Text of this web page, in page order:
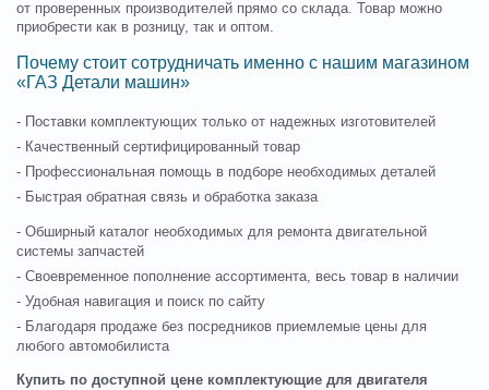
от проверенных производителей прямо со склада. Товар можно
приобрести как в розницу, так и оптом.
Почему стоит сотрудничать именно с нашим магазином
«ГАЗ Детали машин»
- Поставки комплектующих только от надежных изготовителей
- Качественный сертифицированный товар
- Профессиональная помощь в подборе необходимых деталей
- Быстрая обратная связь и обработка заказа
- Обширный каталог необходимых для ремонта двигательной
системы запчастей
- Своевременное пополнение ассортимента, весь товар в наличии
- Удобная навигация и поиск по сайту
- Благодаря продаже без посредников приемлемые цены для
любого автомобилиста
Купить по доступной цене комплектующие для двигателя